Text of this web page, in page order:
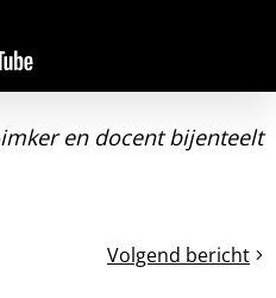
en docent bijenteelt
Volgend bericht
Controle